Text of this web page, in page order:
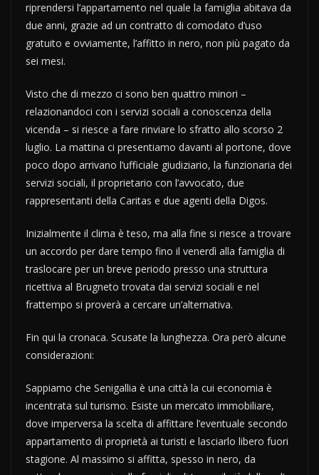
riprendersi l’appartamento nel quale la famiglia abitava da
due anni, grazie ad un contratto di comodato d’uso
gratuito e ovviamente, l’affitto in nero, non più pagato da
sei mesi.
Visto che di mezzo ci sono ben quattro minori –
relazionandoci con i servizi sociali a conoscenza della
vicenda – si riesce a fare rinviare lo sfratto allo scorso 2
luglio. La mattina ci presentiamo davanti al portone, dove
poco dopo arrivano l’ufficiale giudiziario, la funzionaria dei
servizi sociali, il proprietario con l’avvocato, due
rappresentanti della Caritas e due agenti della Digos.
Inizialmente il clima è teso, ma alla fine si riesce a trovare
un accordo per dare tempo fino il venerdì alla famiglia di
traslocare per un breve periodo presso una struttura
ricettiva al Brugneto trovata dai servizi sociali e nel
frattempo si proverà a cercare un’alternativa.
Fin qui la cronaca. Scusate la lunghezza. Ora però alcune
considerazioni:
Sappiamo che Senigallia è una città la cui economia è
incentrata sul turismo. Esiste un mercato immobiliare,
dove imperversa la scelta di affittare l’eventuale secondo
appartamento di proprietà ai turisti e lasciarlo libero fuori
stagione. Al massimo si affitta, spesso in nero, da